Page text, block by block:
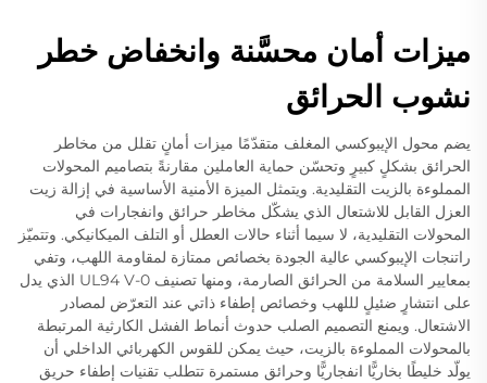
ميزات أمان محسَّنة وانخفاض خطر
نشوب الحرائق
يضم محول الإيبوكسي المغلف متقدّمًا ميزات أمانٍ تقلل من مخاطر
الحرائق بشكلٍ كبيرٍ وتحسّن حماية العاملين مقارنةً بتصاميم المحولات
المملوءة بالزيت التقليدية. ويتمثل الميزة الأمنية الأساسية في إزالة زيت
العزل القابل للاشتعال الذي يشكّل مخاطر حرائق وانفجارات في
المحولات التقليدية، لا سيما أثناء حالات العطل أو التلف الميكانيكي. وتتميّز
راتنجات الإيبوكسي عالية الجودة بخصائص ممتازة لمقاومة اللهب، وتفي
بمعايير السلامة من الحرائق الصارمة، ومنها تصنيف UL94 V-0 الذي يدل
على انتشارٍ ضئيلٍ لللهب وخصائص إطفاء ذاتي عند التعرّض لمصادر
الاشتعال. ويمنع التصميم الصلب حدوث أنماط الفشل الكارثية المرتبطة
بالمحولات المملوءة بالزيت، حيث يمكن للقوس الكهربائي الداخلي أن
يولّد خليطًا بخاريًّا انفجاريًّا وحرائق مستمرة تتطلب تقنيات إطفاء حريق